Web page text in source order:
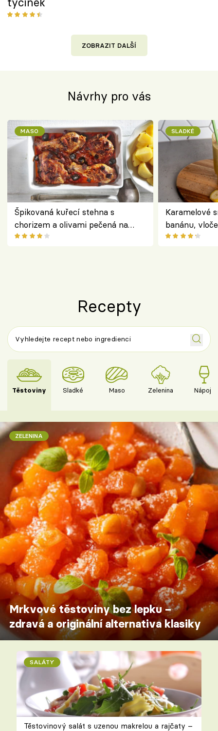
ZOBRAZIT DALŠÍ
Návrhy pro vás
MASO
Špikovaná kuřecí stehna s
chorizem a olivami pečená na
letní zelenině – šťavnaté maso s
SLADKÉ
Karamelové
banánu,
snídaně do
Recepty
Těstoviny Sladké Maso Zelenina Nápoje
ZELENINA
Mrkvové těstoviny bez lepku –
zdravá a originální alternativa klasiky
SALÁTY
Těstovinový salát s uzenou makrelou a rajčaty –